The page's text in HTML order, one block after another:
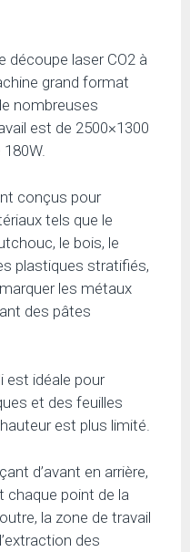
découpe laser CO2 à
grand format
nombreuses
est de 2500×1300
conçus pour
tels que le
le bois, le
plastiques stratifiés,
les métaux
des pâtes
est idéale pour
et des feuilles
est plus limité.
d’avant en arrière,
chaque point de la
la zone de travail
des